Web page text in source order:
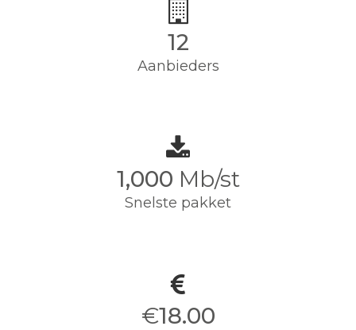
12
Aanbieders
1,000 Mb/st
Snelste pakket
€18.00